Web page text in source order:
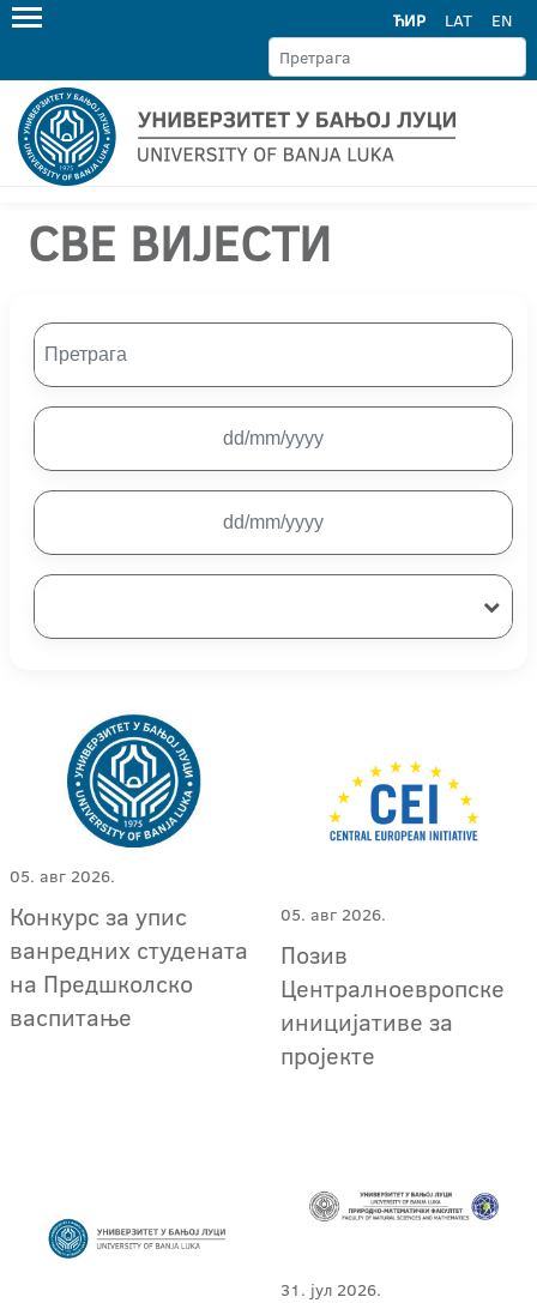
ЋИР LAT EN
СВЕ ВИЈЕСТИ
05. авг 2026.
Конкурс за упис
ванредних студената
на Предшколско
васпитање
05. авг 2026.
Позив
Централноевропске
иницијативе за
пројекте
31. јул 2026.